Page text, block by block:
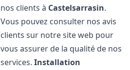
nos clients à Castelsarrasin.
Vous pouvez consulter nos avis
clients sur notre site web pour
vous assurer de la qualité de nos
services.Installation